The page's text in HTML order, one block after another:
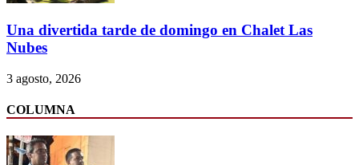
Una divertida tarde de domingo en Chalet Las
Nubes
3 agosto, 2026
COLUMNA